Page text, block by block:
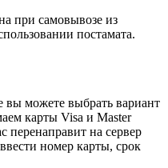
при самовывозе из
постамата.
вы можете выбрать вариант
карты Visa и Master
перенаправит на сервер
номер карты, срок